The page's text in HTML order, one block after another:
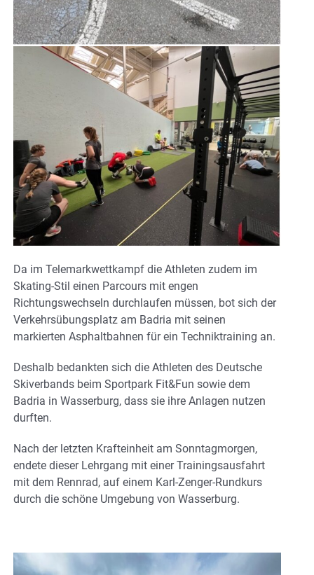
Da im Telemarkwettkampf die Athleten zudem im
Skating-Stil einen Parcours mit engen
Richtungswechseln durchlaufen müssen, bot sich der
Verkehrsübungsplatz am Badria mit seinen
markierten Asphaltbahnen für ein Techniktraining an.
Deshalb bedankten sich die Athleten des Deutsche
Skiverbands beim Sportpark Fit&Fun sowie dem
Badria in Wasserburg, dass sie ihre Anlagen nutzen
durften.
Nach der letzten Krafteinheit am Sonntagmorgen,
endete dieser Lehrgang mit einer Trainingsausfahrt
mit dem Rennrad, auf einem Karl-Zenger-Rundkurs
durch die schöne Umgebung von Wasserburg.